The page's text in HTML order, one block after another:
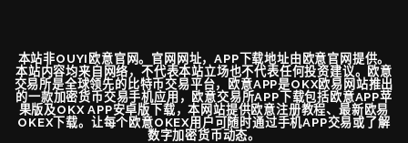
本站非OUYI欧意官网。官网网址，APP下载地址由欧意官网提供。
本站内容均来自网络，不代表本站立场也不代表任何投资建议。欧意
交易所是全球领先的比特币交易平台，欧意APP是OKX欧易网站推出
的一款加密货币交易手机应用，欧意交易所APP下载包括欧意APP苹
果版及OKX APP安卓版下载，本网站提供欧意注册教程、最新欧易
OKEX下载。让每个欧意OKEX用户可随时通过手机APP交易或了解
数字加密货币动态。